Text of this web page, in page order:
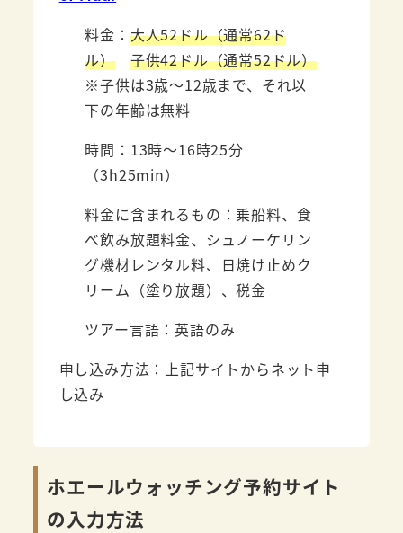
料金： 大人52ドル（通常62ド
ル）
子供42ドル（通常52ドル）
※子供は3歳～12歳まで、それ以
下の年齢は無料
時間：13時～16時25分
（3h25min）
料金に含まれるもの：乗船料、食
べ飲み放題料金、シュノーケリン
グ機材レンタル料、日焼け止めク
リーム（塗り放題）、税金
ツアー言語：英語のみ
申し込み方法：上記サイトからネット申
し込み
ホエールウォッチング予約サイト
の入力方法